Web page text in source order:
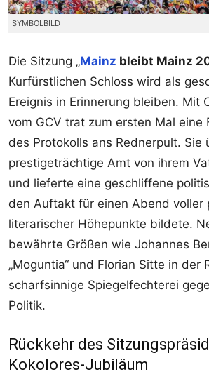
SYMBOLBILD
Die Sitzung „Mainz bleibt Mainz
Kurfürstlichen Schloss wird als
Ereignis in Erinnerung bleiben. Mit
vom GCV trat zum ersten Mal eine
des Protokolls ans Rednerpult. Sie
prestigeträchtige Amt von ihrem
und lieferte eine geschliffene
den Auftakt für einen Abend voller
literarischer Höhepunkte bildete.
bewährte Größen wie Johannes
„Moguntia“ und Florian Sitte in der
scharfsinnige Spiegelfechterei
Politik.
Rückkehr des
Kokolores-Jubiläum